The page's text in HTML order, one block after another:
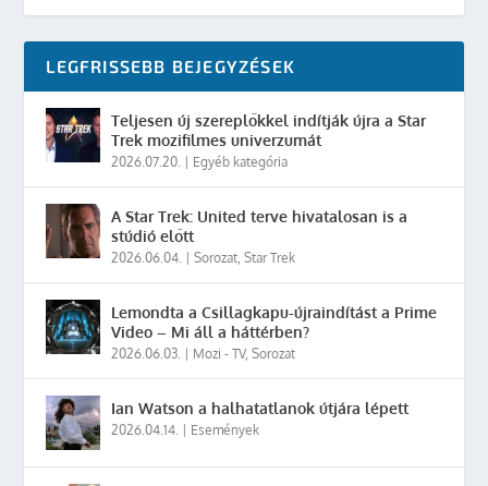
LEGFRISSEBB BEJEGYZÉSEK
Teljesen új szereplőkkel indítják újra a Star
Trek mozifilmes univerzumát
2026.07.20. Egyéb kategória
A Star Trek: United terve hivatalosan is a
stúdió előtt
2026.06.04. |Sorozat,Star Trek
Lemondta a Csillagkapu-újraindítást a Prime
Video – Mi áll a háttérben?
2026.06.03. Mozi - TV,Sorozat
Ian Watson a halhatatlanok útjára lépett
2026.04.14. Események